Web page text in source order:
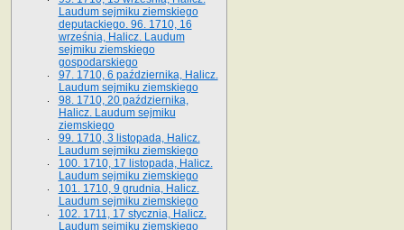
Laudum sejmiku ziemskiego
deputackiego. 96. 1710, 16
września, Halicz. Laudum
sejmiku ziemskiego
gospodarskiego
97. 1710, 6 października, Halicz.
Laudum sejmiku ziemskiego
98. 1710, 20 października,
Halicz. Laudum sejmiku
ziemskiego
99. 1710, 3 listopada, Halicz.
Laudum sejmiku ziemskiego
100. 1710, 17 listopada, Halicz.
Laudum sejmiku ziemskiego
101. 1710, 9 grudnia, Halicz.
Laudum sejmiku ziemskiego
102. 1711, 17 stycznia, Halicz.
Laudum sejmiku ziemskiego